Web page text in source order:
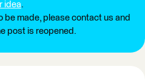
idea.
be made, please contact us and
post is reopened.